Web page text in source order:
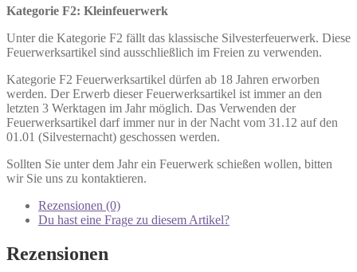
Kategorie F2: Kleinfeuerwerk
Unter die Kategorie F2 fällt das klassische Silvesterfeuerwerk. Diese
Feuerwerksartikel sind ausschließlich im Freien zu verwenden.
Kategorie F2 Feuerwerksartikel dürfen ab 18 Jahren erworben
werden. Der Erwerb dieser Feuerwerksartikel ist immer an den
letzten 3 Werktagen im Jahr möglich. Das Verwenden der
Feuerwerksartikel darf immer nur in der Nacht vom 31.12 auf den
01.01 (Silvesternacht) geschossen werden.
Sollten Sie unter dem Jahr ein Feuerwerk schießen wollen, bitten
wir Sie uns zu kontaktieren.
Rezensionen (0)
Du hast eine Frage zu diesem Artikel?
Rezensionen